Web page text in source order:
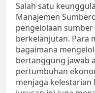
Salah satu
Manajemen
pengelolaan sumber
berkelanjutan. Para
bagaimana
bertanggung jawab
pertumbuhan
menjaga kelestarian